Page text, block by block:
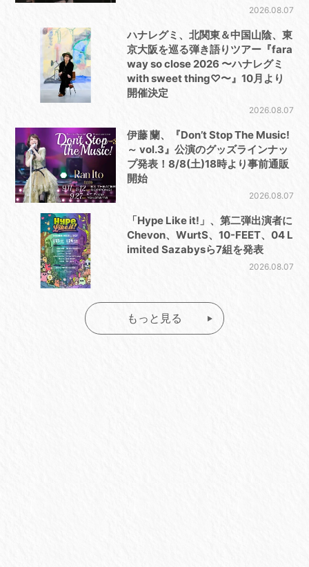
2026.08.07
ハナレグミ、北関東＆中国山陰、東
京大阪を巡る弾き語りツアー『fara
way so close 2026 〜ハナレグミ
with sweet thing♡〜』10月より
開催決定
2026.08.07
伊藤 蘭、『Don’t Stop The Music!
～ vol.3』公演のグッズラインナッ
プ発表！8/8(土)18時より事前通販
開始
2026.08.07
「Hype Like it!」、第二弾出演者に
Chevon、WurtS、10-FEET、04 L
imited Sazabysら7組を発表
2026.08.07
もっと見る